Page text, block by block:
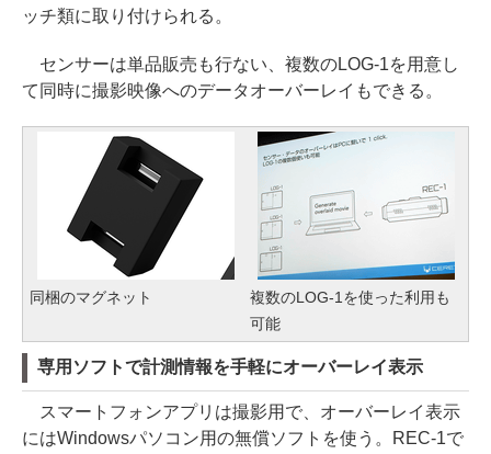
ッチ類に取り付けられる。
センサーは単品販売も行ない、複数のLOG-1を用意し
て同時に撮影映像へのデータオーバーレイもできる。
同梱のマグネット
複数のLOG-1を使った利用も
可能
専用ソフトで計測情報を手軽にオーバーレイ表示
スマートフォンアプリは撮影用で、オーバーレイ表示
にはWindowsパソコン用の無償ソフトを使う。REC-1で